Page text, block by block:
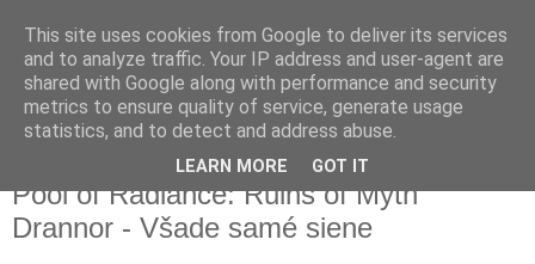
utorok 4. apríla 2017
Pool of Radiance: Ruins of Myth
Drannor - Všade samé siene
This site uses cookies from Google to deliver its services
and to analyze traffic. Your IP address and user-agent are
shared with Google along with performance and security
metrics to ensure quality of service, generate usage
statistics, and to detect and address abuse.
LEARN MORE GOT IT